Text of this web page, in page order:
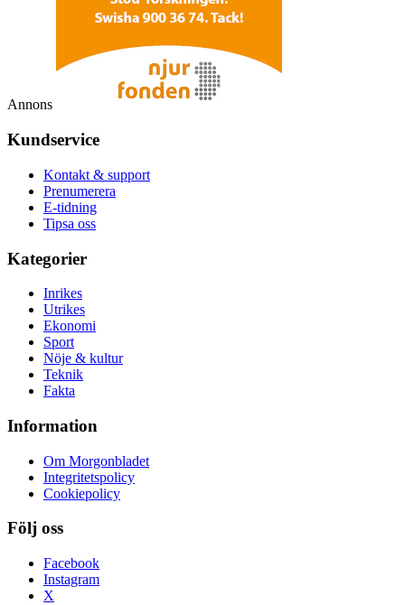
Annons
Kundservice
Kontakt & support
Prenumerera
E-tidning
Tipsa oss
Kategorier
Inrikes
Utrikes
Ekonomi
Sport
Nöje & kultur
Teknik
Fakta
Information
Om Morgonbladet
Integritetspolicy
Cookiepolicy
Följ oss
Facebook
Instagram
X